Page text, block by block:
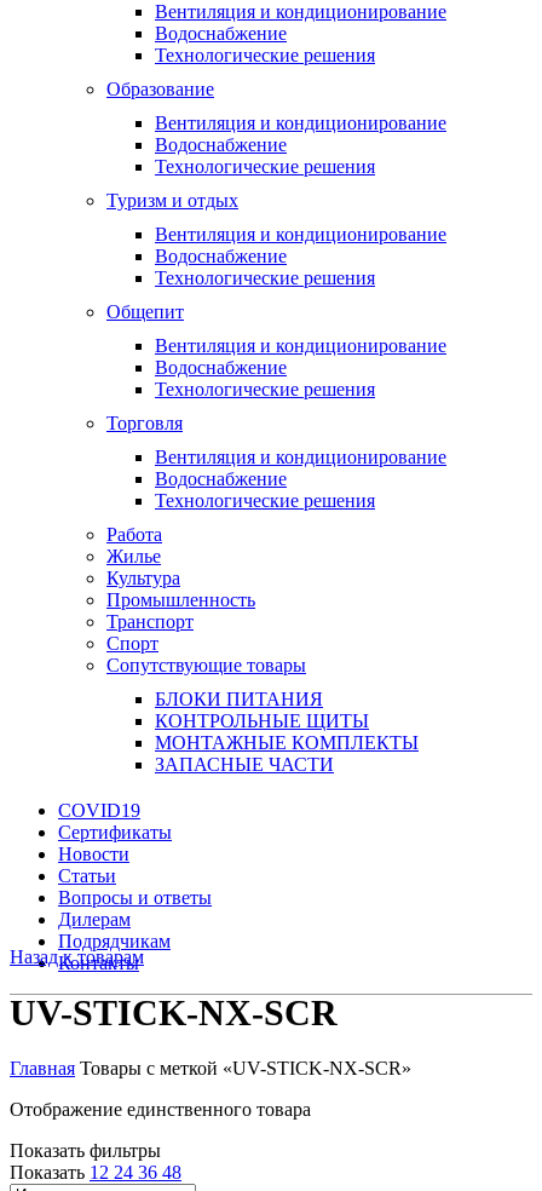
Вентиляция и кондиционирование
Водоснабжение
Технологические решения
Образование
Вентиляция и кондиционирование
Водоснабжение
Технологические решения
Туризм и отдых
Вентиляция и кондиционирование
Водоснабжение
Технологические решения
Общепит
Вентиляция и кондиционирование
Водоснабжение
Технологические решения
Торговля
Вентиляция и кондиционирование
Водоснабжение
Технологические решения
Работа
Жилье
Культура
Промышленность
Транспорт
Спорт
Сопутствующие товары
БЛОКИ ПИТАНИЯ
КОНТРОЛЬНЫЕ ЩИТЫ
МОНТАЖНЫЕ КОМПЛЕКТЫ
ЗАПАСНЫЕ ЧАСТИ
COVID19
Сертификаты
Новости
Статьи
Вопросы и ответы
Дилерам
Подрядчикам
Контакты
Назад к товарам
UV-STICK-NX-SCR
Главная Товары с меткой «UV-STICK-NX-SCR»
Отображение единственного товара
Показать фильтры
Показать 12 24 36 48